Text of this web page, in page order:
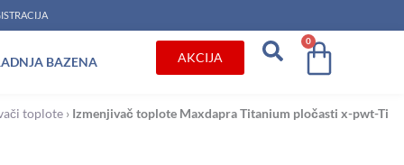
BAZENA AKCIJA
0
Cart
toplote › Izmenjivač toplote Maxdapra Titanium pločasti x-pwt-Ti